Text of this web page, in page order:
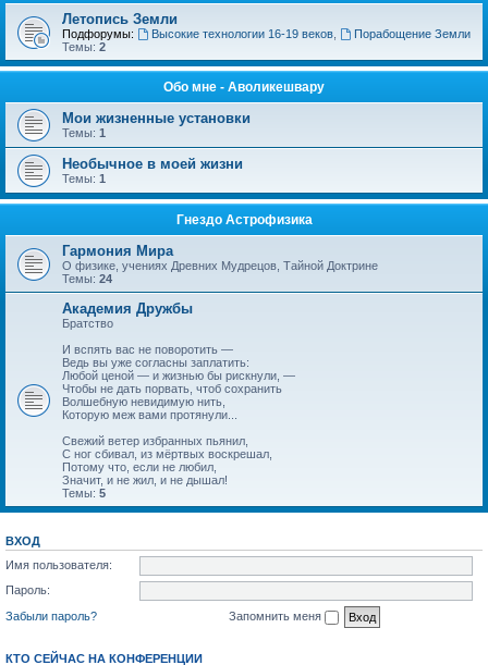
Летопись Земли
Подфорумы: Высокие технологии 16-19 веков,
Порабощение Земли
Темы: 2
Обо мне - Аволикешвару
Мои жизненные установки
Темы: 1
Необычное в моей жизни
Темы: 1
Гнездо Астрофизика
Гармония Мира
О физике, учениях Древних Мудрецов, Тайной Доктрине
Темы: 24
Академия Дружбы
Братство
И вспять вас не поворотить —
Ведь вы уже согласны заплатить:
Любой ценой — и жизнью бы рискнули, —
Чтобы не дать порвать, чтоб сохранить
Волшебную невидимую нить,
Которую меж вами протянули...
Свежий ветер избранных пьянил,
С ног сбивал, из мёртвых воскрешал,
Потому что, если не любил,
Значит, и не жил, и не дышал!
Темы: 5
ВХОД
Имя пользователя:
Пароль:
Забыли пароль?
Запомнить меня
КТО СЕЙЧАС НА КОНФЕРЕНЦИИ